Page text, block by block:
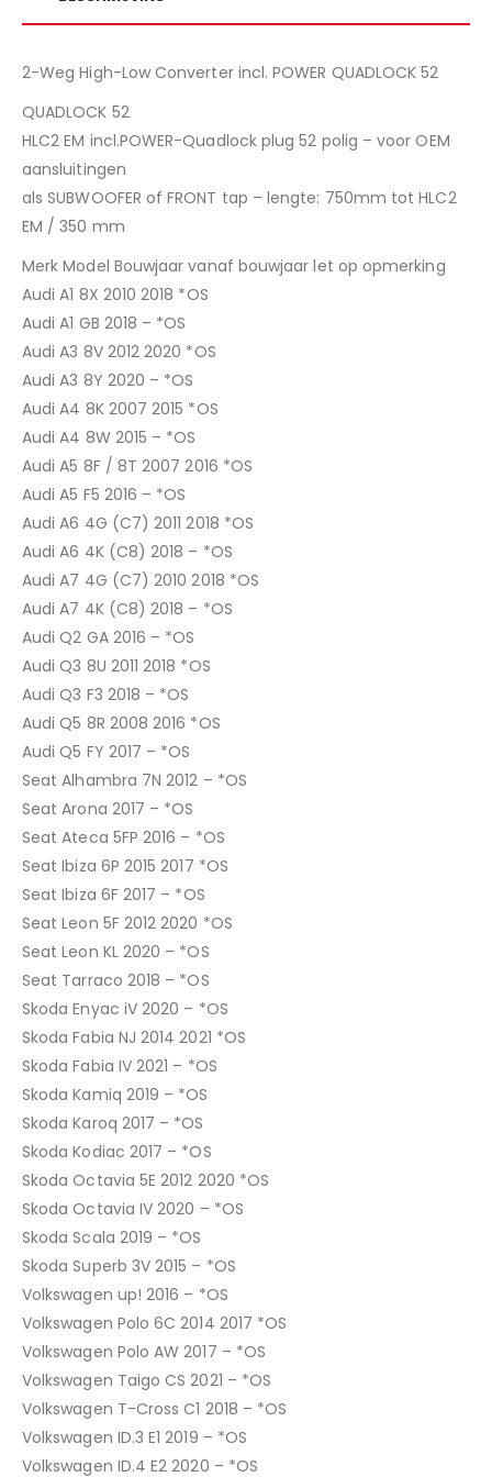
2-Weg High-Low Converter incl. POWER QUADLOCK 52
QUADLOCK 52
HLC2 EM incl.POWER-Quadlock plug 52 polig – voor OEM
aansluitingen
als SUBWOOFER of FRONT tap – lengte: 750mm tot HLC2
EM / 350 mm
Merk Model Bouwjaar vanaf bouwjaar let op opmerking
Audi A1 8X 2010 2018 *OS
Audi A1 GB 2018 – *OS
Audi A3 8V 2012 2020 *OS
Audi A3 8Y 2020 – *OS
Audi A4 8K 2007 2015 *OS
Audi A4 8W 2015 – *OS
Audi A5 8F / 8T 2007 2016 *OS
Audi A5 F5 2016 – *OS
Audi A6 4G (C7) 2011 2018 *OS
Audi A6 4K (C8) 2018 – *OS
Audi A7 4G (C7) 2010 2018 *OS
Audi A7 4K (C8) 2018 – *OS
Audi Q2 GA 2016 – *OS
Audi Q3 8U 2011 2018 *OS
Audi Q3 F3 2018 – *OS
Audi Q5 8R 2008 2016 *OS
Audi Q5 FY 2017 – *OS
Seat Alhambra 7N 2012 – *OS
Seat Arona 2017 – *OS
Seat Ateca 5FP 2016 – *OS
Seat Ibiza 6P 2015 2017 *OS
Seat Ibiza 6F 2017 – *OS
Seat Leon 5F 2012 2020 *OS
Seat Leon KL 2020 – *OS
Seat Tarraco 2018 – *OS
Skoda Enyac iV 2020 – *OS
Skoda Fabia NJ 2014 2021 *OS
Skoda Fabia IV 2021 – *OS
Skoda Kamiq 2019 – *OS
Skoda Karoq 2017 – *OS
Skoda Kodiac 2017 – *OS
Skoda Octavia 5E 2012 2020 *OS
Skoda Octavia IV 2020 – *OS
Skoda Scala 2019 – *OS
Skoda Superb 3V 2015 – *OS
Volkswagen up! 2016 – *OS
Volkswagen Polo 6C 2014 2017 *OS
Volkswagen Polo AW 2017 – *OS
Volkswagen Taigo CS 2021 – *OS
Volkswagen T-Cross C1 2018 – *OS
Volkswagen ID.3 E1 2019 – *OS
Volkswagen ID.4 E2 2020 – *OS